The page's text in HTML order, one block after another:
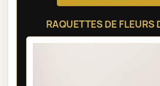
RAQUETTES DE FLEURS